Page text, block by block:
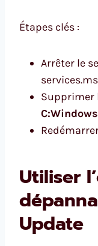
Étapes clés :
Arrêter le
Supprimer
Utiliser
Update